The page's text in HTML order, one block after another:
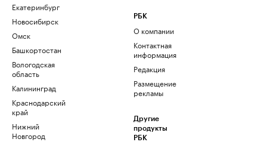
Екатеринбург
Новосибирск
Омск
Башкортостан
Вологодская
область
Калининград
Краснодарский
край
Нижний
Новгород
РБК
О компании
Контактная
информация
Редакция
Размещение
рекламы
Другие
продукты
РБК